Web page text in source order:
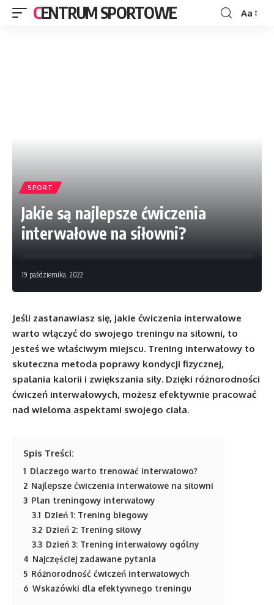
CENTRUM SPORTOWE Aa
SPORT
Jakie są najlepsze ćwiczenia
interwałowe na siłowni?
19 października, 2022
Jeśli zastanawiasz się, jakie ćwiczenia interwałowe
warto włączyć do swojego treningu na siłowni, to
jesteś we właściwym miejscu. Trening interwałowy to
skuteczna metoda poprawy kondycji fizycznej,
spalania kalorii i zwiększania siły. Dzięki różnorodności
ćwiczeń interwałowych, możesz efektywnie pracować
nad wieloma aspektami swojego ciała.
Spis Treści:
1 Dlaczego warto trenować interwałowo?
2 Najlepsze ćwiczenia interwałowe na siłowni
3 Plan treningowy interwałowy
3.1 Dzień 1: Trening biegowy
3.2 Dzień 2: Trening siłowy
3.3 Dzień 3: Trening interwałowy ogólny
4 Najczęściej zadawane pytania
5 Różnorodność ćwiczeń interwałowych
6 Wskazówki dla efektywnego treningu